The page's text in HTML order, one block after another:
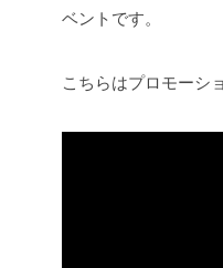
ベントです。
こちらはプロモーシ